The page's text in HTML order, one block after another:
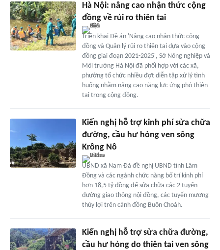
Hà Nội: nâng cao nhận thức cộng
đồng về rủi ro thiên tai
Triển khai Đề án 'Nâng cao nhận thức cộng
đồng và Quản lý rủi ro thiên tai dựa vào cộng
đồng giai đoạn 2021-2025', Sở Nông nghiệp và
Môi trường Hà Nội đã phối hợp với các xã,
phường tổ chức nhiều đợt diễn tập xử lý tình
huống nhằm nâng cao năng lực ứng phó thiên
tai trong cộng đồng.
Kiến nghị hỗ trợ kinh phí sửa chữa
đường, cầu hư hỏng ven sông
Krông Nô
UBND xã Nam Đà đề nghị UBND tỉnh Lâm
Đồng và các ngành chức năng bố trí kinh phí
hơn 18,5 tỷ đồng để sửa chữa các 2 tuyến
đường giao thông nội đồng, các tuyến mương
thủy lợi trên cánh đồng Buôn Choáh.
Kiến nghị hỗ trợ sửa chữa đường,
cầu hư hỏng do thiên tai ven sông